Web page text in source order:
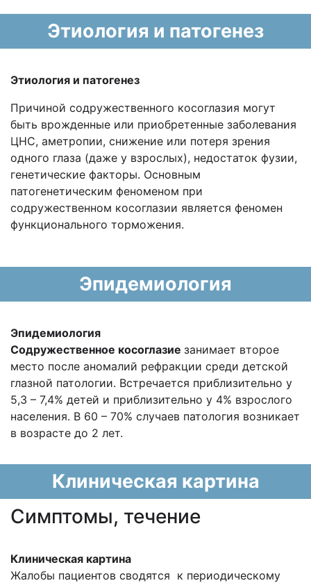
Этиология и патогенез
Этиология и патогенез
Причиной содружественного косоглазия могут
быть врожденные или приобретенные заболевания
ЦНС, аметропии, снижение или потеря зрения
одного глаза (даже у взрослых), недостаток фузии,
генетические факторы. Основным
патогенетическим феноменом при
содружественном косоглазии является феномен
функционального торможения.
Эпидемиология
Эпидемиология
Содружественное косоглазие занимает второе
место после аномалий рефракции среди детской
глазной патологии. Встречается приблизительно у
5,3 – 7,4% детей и приблизительно у 4% взрослого
населения. В 60 – 70% случаев патология возникает
в возрасте до 2 лет.
Клиническая картина
Cимптомы, течение
Клиническая картина
Жалобы пациентов сводятся к периодическому